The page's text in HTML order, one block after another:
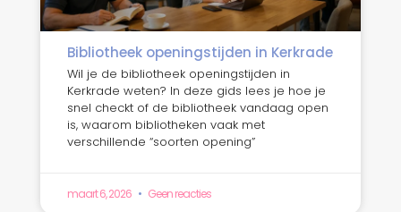
Bibliotheek openingstijden in Kerkrade
Wil je de bibliotheek openingstijden in
Kerkrade weten? In deze gids lees je hoe je
snel checkt of de bibliotheek vandaag open
is, waarom bibliotheken vaak met
verschillende “soorten opening”
maart 6, 2026 Geen reacties